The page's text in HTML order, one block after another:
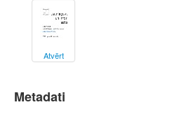
Atvērt
Metadati